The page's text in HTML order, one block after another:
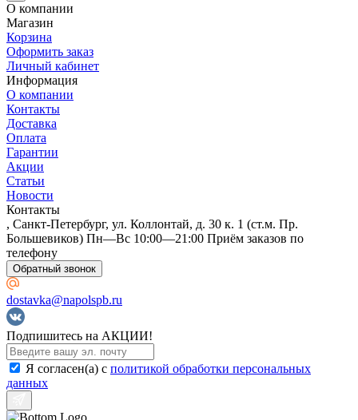
О компании
Магазин
Корзина
Оформить заказ
Личный кабинет
Информация
О компании
Контакты
Доставка
Оплата
Гарантии
Акции
Статьи
Новости
Контакты
, Санкт-Петербург, ул. Коллонтай, д. 30 к. 1 (ст.м. Пр.
Большевиков) Пн—Вс 10:00—21:00 Приём заказов по
телефону
Обратный звонок
dostavka@napolspb.ru
Подпишитесь на АКЦИИ!
Я согласен(a) с политикой обработки персональных
данных